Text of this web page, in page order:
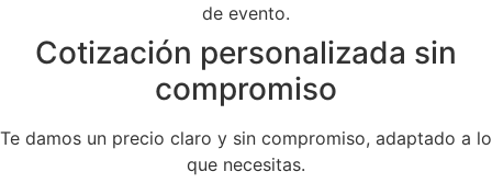
de evento.
Cotización personalizada sin
compromiso
Te damos un precio claro y sin compromiso, adaptado a lo
que necesitas.